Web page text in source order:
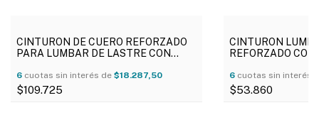
CINTURON DE CUERO REFORZADO
PARA LUMBAR DE LASTRE CON
6cuotas sin interés de $18.287,50
$109.725
CINTURON
REFORZADO
6cuotas sin interés
$53.860